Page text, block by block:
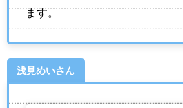
ます。
浅見めいさん